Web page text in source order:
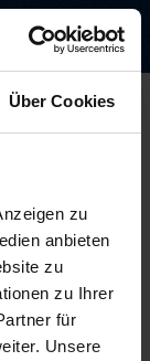
Über Cookies
zu
anbieten
zu
zu Ihrer
für
Unsere
have been